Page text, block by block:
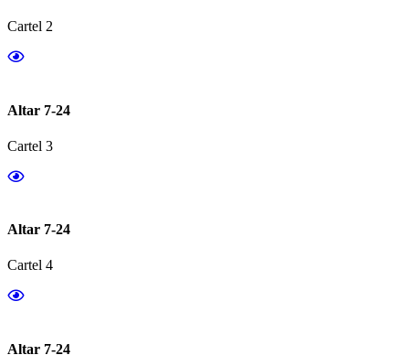
Cartel 2
Altar 7-24
Cartel 3
Altar 7-24
Cartel 4
Altar 7-24